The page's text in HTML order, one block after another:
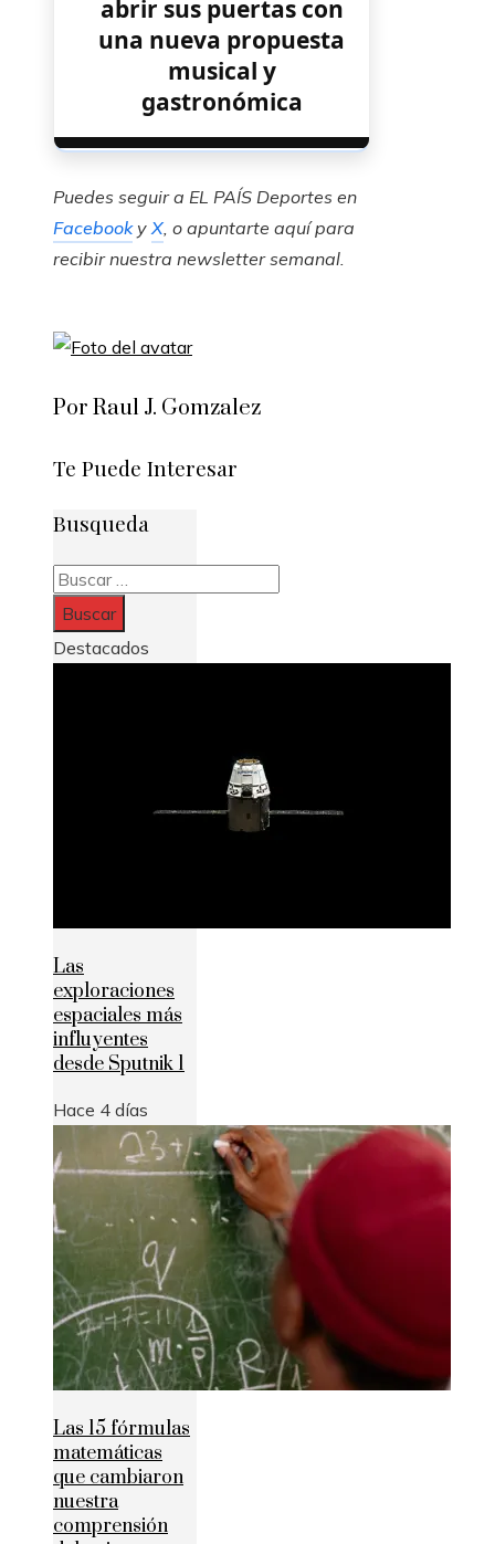
abrir sus puertas con
una nueva propuesta
musical y
gastronómica
Puedes seguir a EL PAÍS Deportes en
FacebookyX, o apuntarte aquí para
recibirnuestra newsletter semanal.
Por Raul J. Gomzalez
Te Puede Interesar
Busqueda
Buscar:
Destacados
Las
exploraciones
espaciales más
influyentes
desde Sputnik 1
Hace 4 días
Las 15 fórmulas
matemáticas
que cambiaron
nuestra
comprensión